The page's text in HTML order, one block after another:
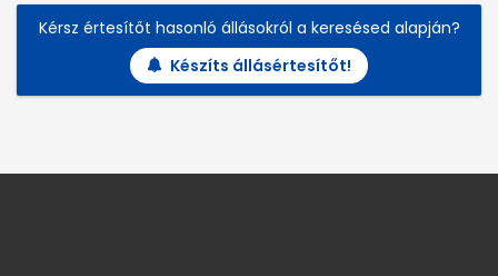
Kérsz értesítőt hasonló állásokról a keresésed alapján?
Készíts állásértesítőt!